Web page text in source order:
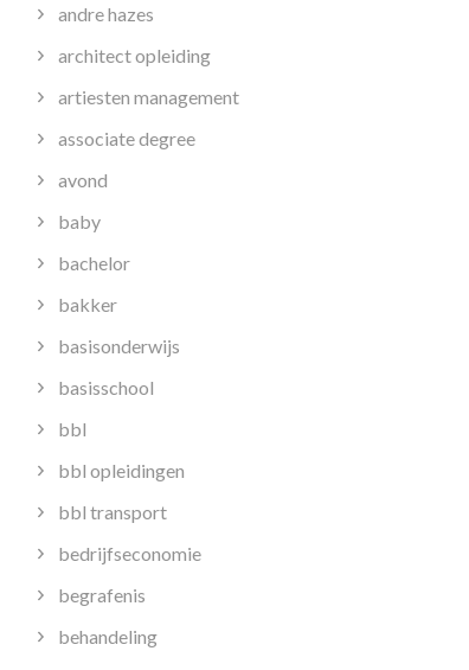
andre hazes
architect opleiding
artiesten management
associate degree
avond
baby
bachelor
bakker
basisonderwijs
basisschool
bbl
bbl opleidingen
bbl transport
bedrijfseconomie
begrafenis
behandeling